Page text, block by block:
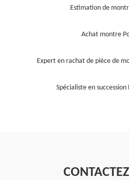
Estimation de
Achat montre
Expert en rachat de pièce de
Spécialiste en